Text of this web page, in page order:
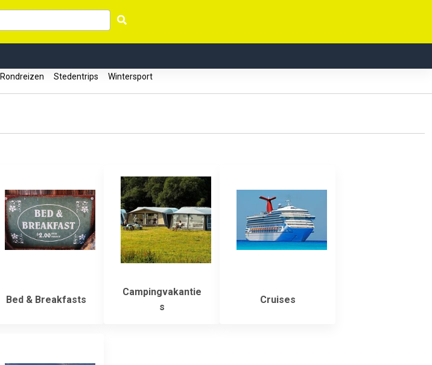
Rondreizen Stedentrips Wintersport
Bed & Breakfasts
Campingvakantie
s
Cruises